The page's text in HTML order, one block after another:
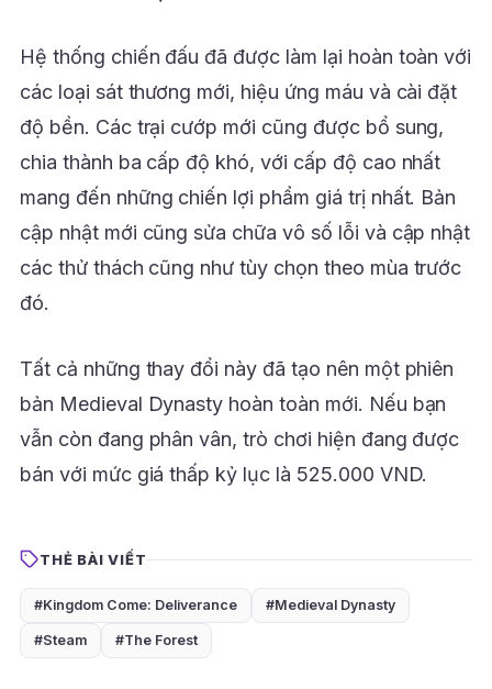
Hệ thống chiến đấu đã được làm lại hoàn toàn với
các loại sát thương mới, hiệu ứng máu và cài đặt
độ bền. Các trại cướp mới cũng được bổ sung,
chia thành ba cấp độ khó, với cấp độ cao nhất
mang đến những chiến lợi phẩm giá trị nhất. Bản
cập nhật mới cũng sửa chữa vô số lỗi và cập nhật
các thử thách cũng như tùy chọn theo mùa trước
đó.
Tất cả những thay đổi này đã tạo nên một phiên
bản Medieval Dynasty hoàn toàn mới. Nếu bạn
vẫn còn đang phân vân, trò chơi hiện đang được
bán với mức giá thấp kỷ lục là 525.000 VND.
THẺ BÀI VIẾT
#Kingdom Come: Deliverance #Medieval Dynasty
#Steam #The Forest